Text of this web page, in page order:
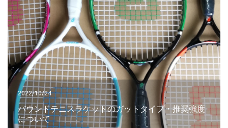
2022/10/24
バウンドテニスラケットのガットタイプ・推奨強度
について